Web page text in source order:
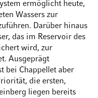
ermöglicht heute,
Wassers zur
Darüber hinaus
das im Reservoir des
wird, zur
Ausgeprägt
bei Chappellet aber
die ersten,
liegen bereits